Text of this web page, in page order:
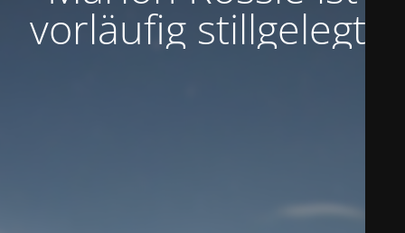
vorläufig stillgelegt.